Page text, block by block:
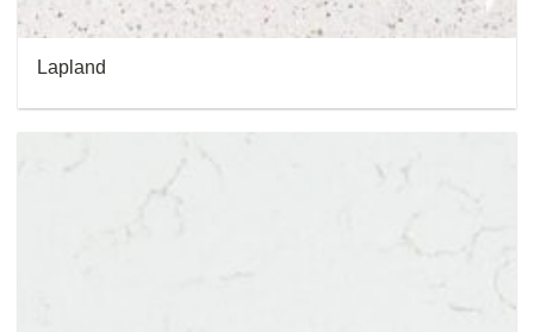
Lapland